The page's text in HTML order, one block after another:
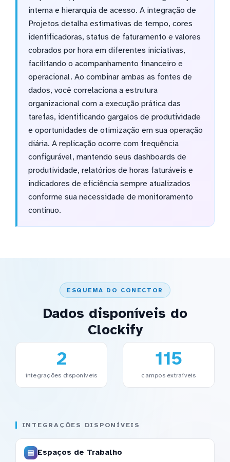
interna e hierarquia de acesso. A integração de
Projetos detalha estimativas de tempo, cores
identificadoras, status de faturamento e valores
cobrados por hora em diferentes iniciativas,
facilitando o acompanhamento financeiro e
operacional. Ao combinar ambas as fontes de
dados, você correlaciona a estrutura
organizacional com a execução prática das
tarefas, identificando gargalos de produtividade
e oportunidades de otimização em sua operação
diária. A replicação ocorre com frequência
configurável, mantendo seus dashboards de
produtividade, relatórios de horas faturáveis e
indicadores de eficiência sempre atualizados
conforme sua necessidade de monitoramento
contínuo.
ESQUEMA DO CONECTOR
Dados disponíveis do
Clockify
2
integrações disponíveis
115
campos extraíveis
INTEGRAÇÕES DISPONÍVEIS
Espaços de Trabalho